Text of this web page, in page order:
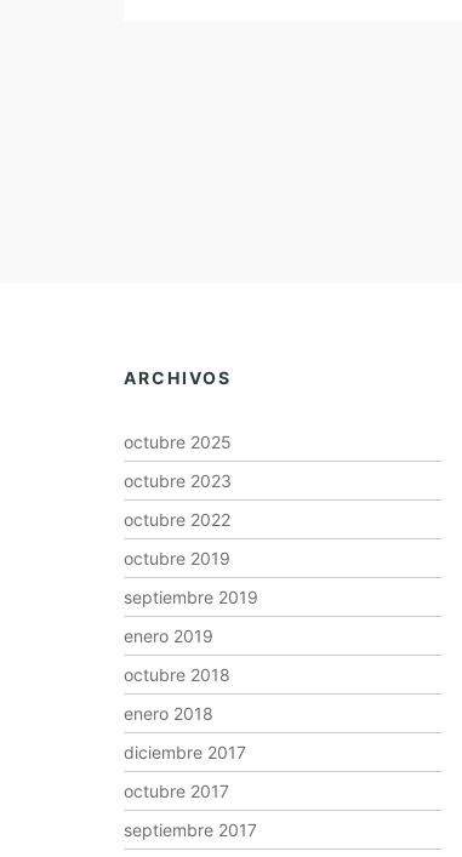
ARCHIVOS
octubre 2025
octubre 2023
octubre 2022
octubre 2019
septiembre 2019
enero 2019
octubre 2018
enero 2018
diciembre 2017
octubre 2017
septiembre 2017